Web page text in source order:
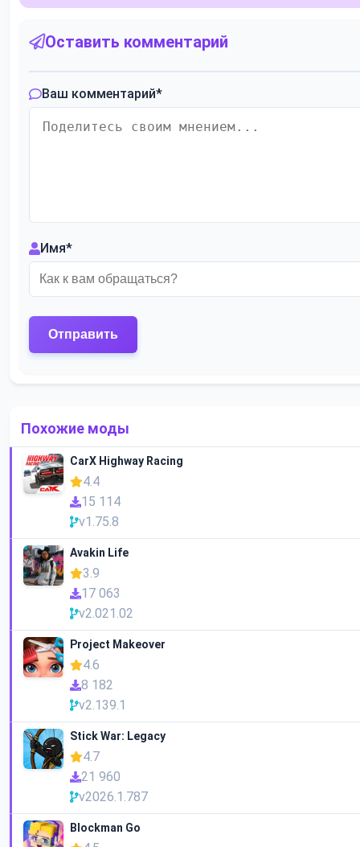
Оставить комментарий
Ваш комментарий*
Имя*
Похожие моды
CarX Highway Racing
4.4
15 114
v1.75.8
Avakin Life
3.9
17 063
v2.021.02
Project Makeover
4.6
8 182
v2.139.1
Stick War: Legacy
4.7
21 960
v2026.1.787
Blockman Go